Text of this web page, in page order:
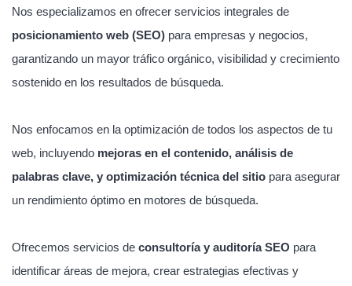
Nos especializamos en ofrecer servicios integrales de
posicionamiento web (SEO) para empresas y negocios,
garantizando un mayor tráfico orgánico, visibilidad y crecimiento
sostenido en los resultados de búsqueda.
Nos enfocamos en la optimización de todos los aspectos de tu
web, incluyendo mejoras en el contenido, análisis de
palabras clave, y optimización técnica del sitio para asegurar
un rendimiento óptimo en motores de búsqueda.
Ofrecemos servicios de consultoría y auditoría SEO para
identificar áreas de mejora, crear estrategias efectivas y